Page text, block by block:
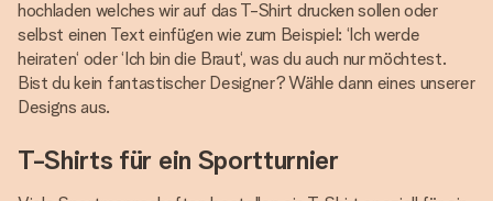
hochladen welches wir auf das T-Shirt drucken sollen oder
selbst einen Text einfügen wie zum Beispiel: ‘Ich werde
heiraten‘ oder ‘Ich bin die Braut‘, was du auch nur möchtest.
Bist du kein fantastischer Designer? Wähle dann eines unserer
Designs aus.
T-Shirts für ein Sportturnier